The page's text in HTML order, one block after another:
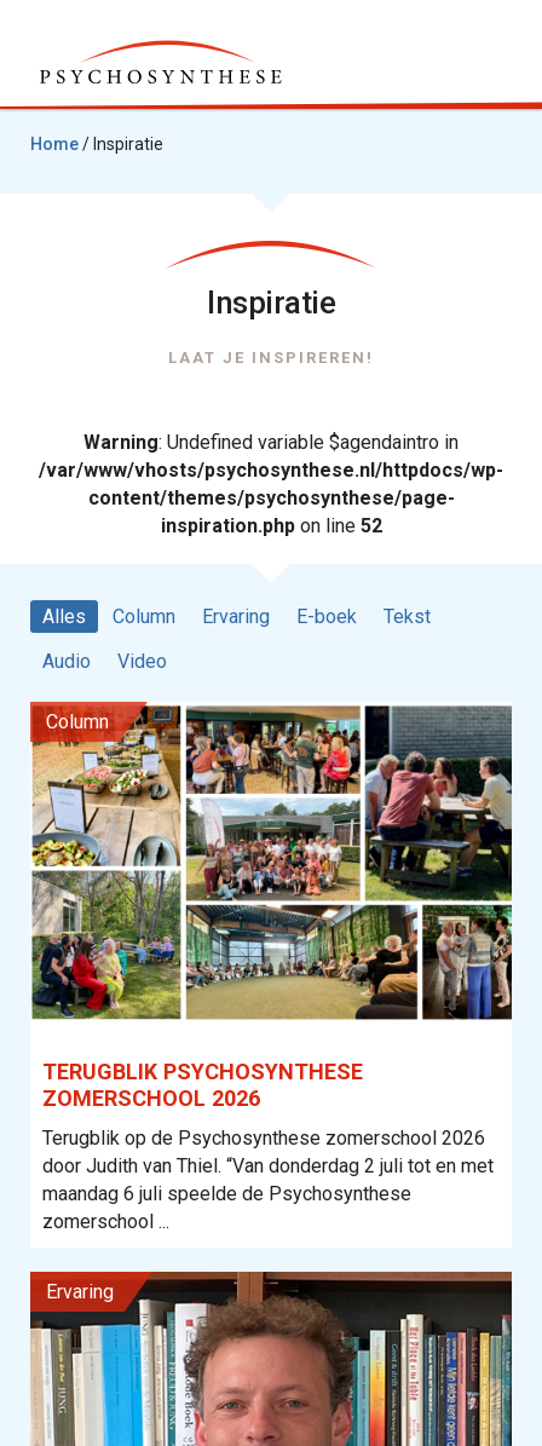
Home/ Inspiratie
Inspiratie
LAAT JE INSPIREREN!
Warning: Undefined variable $agendaintro in
/var/www/vhosts/psychosynthese.nl/httpdocs/wp-
content/themes/psychosynthese/page-
inspiration.phpon line 52
Alles Column Ervaring E-boek
Tekst
Audio
Video
column
TERUGBLIK PSYCHOSYNTHESE
ZOMERSCHOOL 2026
Terugblik op de Psychosynthese zomerschool 2026
door Judith van Thiel. “Van donderdag 2 juli tot en met
maandag 6 juli speelde de Psychosynthese
zomerschool ...
Ervaring